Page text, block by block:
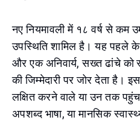
नए नियमावली में १८ वर्ष से कम
उपस्थिति शामिल है। यह पहले के
और एक अनिवार्य, सख्त ढांचे को
की जिम्मेदारी पर जोर देता है।
लक्षित करने वाले या उन तक
अपशब्द भाषा, या मानसिक